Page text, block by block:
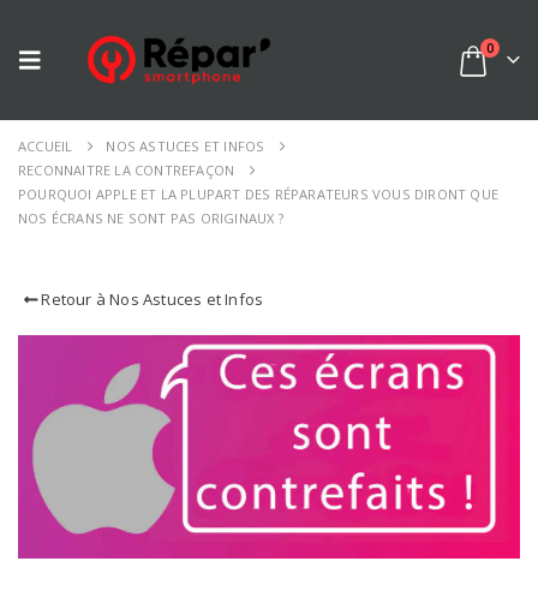
0
ACCUEIL
NOS ASTUCES ET INFOS
RECONNAITRE LA CONTREFAÇON
POURQUOI APPLE ET LA PLUPART DES RÉPARATEURS VOUS DIRONT QUE
NOS ÉCRANS NE SONT PAS ORIGINAUX ?
Retour à Nos Astuces et Infos